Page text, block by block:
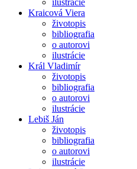
ilustrácie
Kraicová Viera
životopis
bibliografia
o autorovi
ilustrácie
Král Vladimír
životopis
bibliografia
o autorovi
ilustrácie
Lebiš Ján
životopis
bibliografia
o autorovi
ilustrácie